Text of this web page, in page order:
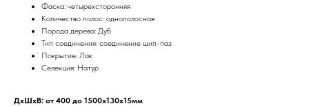
Фаска: четырехсторонняя
Количество полос: однополосная
Порода дерева: Дуб
Тип соединения: соединение шип-паз
Покрытие: Лак
Селекция: Натур
ДхШхВ: от 400 до 1500х130х15мм